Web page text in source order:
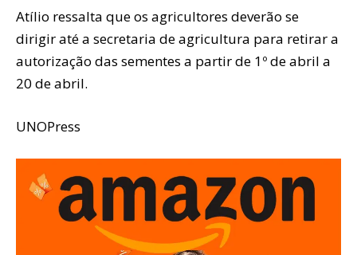
Atílio ressalta que os agricultores deverão se
dirigir até a secretaria de agricultura para retirar a
autorização das sementes a partir de 1º de abril a
20 de abril.
UNOPress